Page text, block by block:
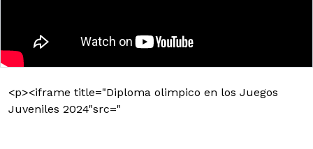
<p><iframe title="Diploma olimpico en los Juegos
Juveniles 2024"src="